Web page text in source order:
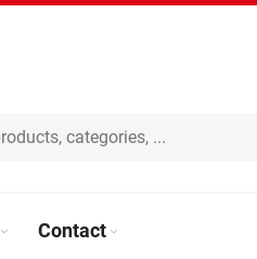
Contact